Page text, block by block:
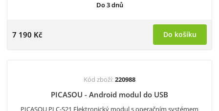
Do 3 dnů
7 190 Kč Do košíku
Kód zboží:220988
PICASOU - Android modul do USB
PICASOU PLC-S21 Elektronický modul s operačním systémem